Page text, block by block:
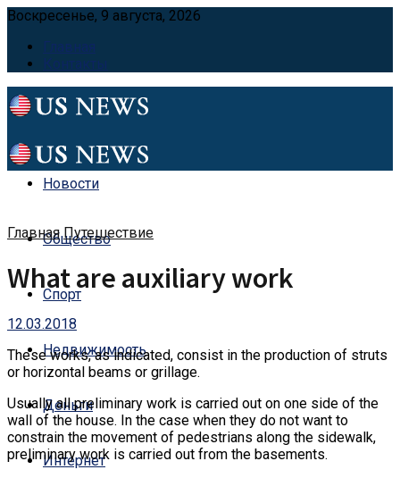
Воскресенье, 9 августа, 2026
Главная
Контакты
Новости
Общество
Спорт
Недвижимость
Деньги
Интернет
Главная Путешествие
What are auxiliary work
12.03.2018
These works, as indicated, consist in the production of struts
or horizontal beams or grillage.
Usually all preliminary work is carried out on one side of the
wall of the house. In the case when they do not want to
constrain the movement of pedestrians along the sidewalk,
preliminary work is carried out from the basements.